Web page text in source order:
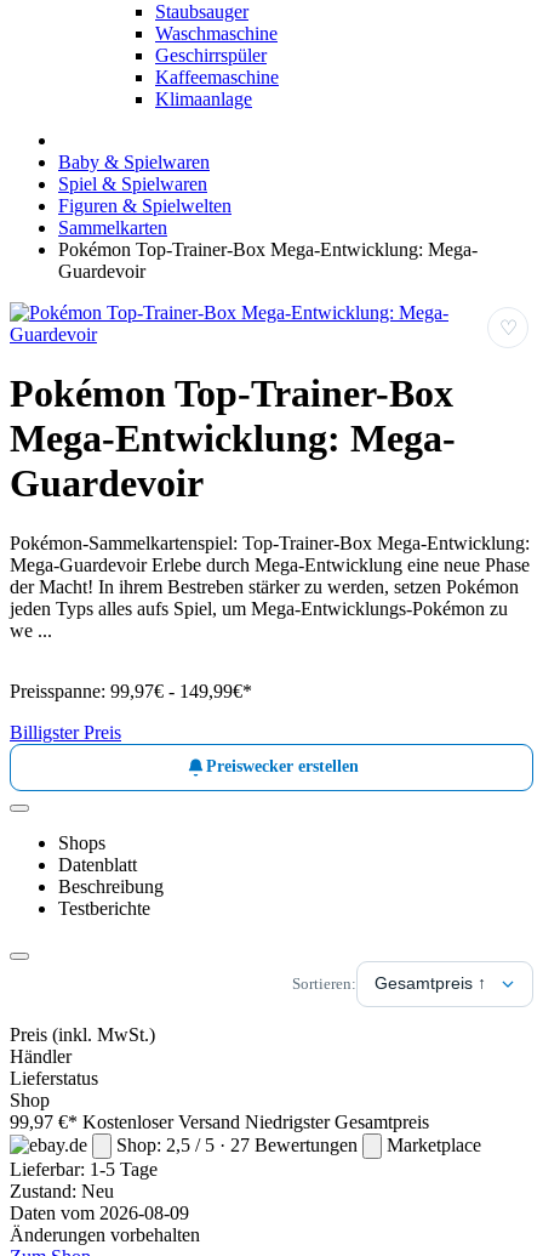
Staubsauger
Waschmaschine
Geschirrspüler
Kaffeemaschine
Klimaanlage
Baby & Spielwaren
Spiel & Spielwaren
Figuren & Spielwelten
Sammelkarten
Pokémon Top-Trainer-Box Mega-Entwicklung: Mega-
Guardevoir
♡
Pokémon Top-Trainer-Box
Mega-Entwicklung: Mega-
Guardevoir
Pokémon-Sammelkartenspiel: Top-Trainer-Box Mega-Entwicklung:
Mega-Guardevoir Erlebe durch Mega-Entwicklung eine neue Phase
der Macht! In ihrem Bestreben stärker zu werden, setzen Pokémon
jeden Typs alles aufs Spiel, um Mega-Entwicklungs-Pokémon zu
we ...
Preisspanne: 99,97€ - 149,99€*
Billigster Preis
Preiswecker erstellen
Shops
Datenblatt
Beschreibung
Testberichte
Sortieren:
Preis (inkl. MwSt.)
Händler
Lieferstatus
Shop
99,97 €* Kostenloser Versand Niedrigster Gesamtpreis
Shop: 2,5 / 5 · 27 Bewertungen
Marketplace
Lieferbar: 1-5 Tage
Zustand: Neu
Daten vom 2026-08-09
Änderungen vorbehalten